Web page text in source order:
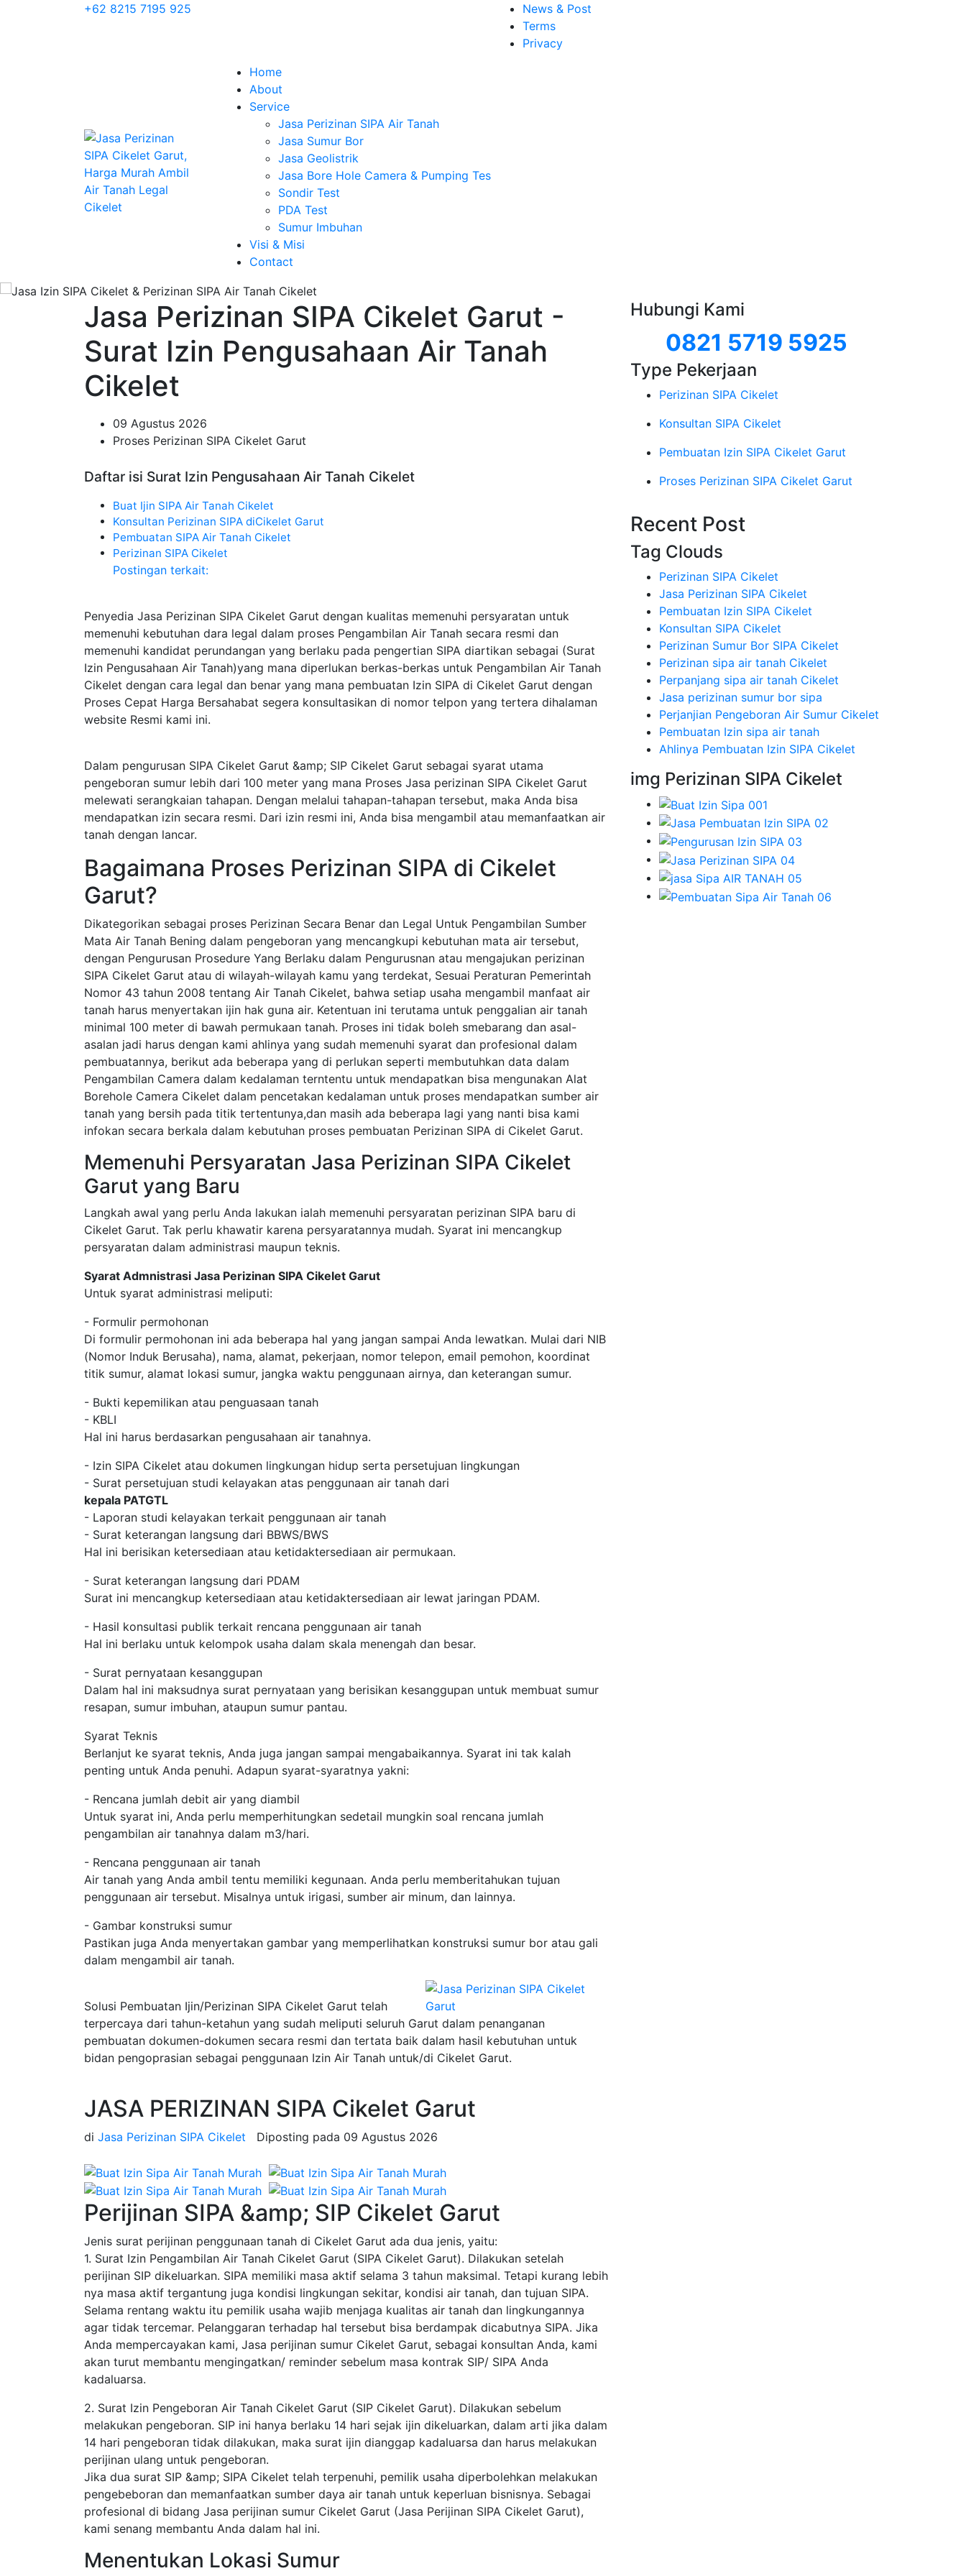
+62 8215 7195 925
News & Post
Terms
Privacy
Home
About
Service
Jasa Perizinan SIPA Air Tanah
Jasa Sumur Bor
Jasa Geolistrik
Jasa Bore Hole Camera & Pumping Tes
Sondir Test
PDA Test
Sumur Imbuhan
Visi & Misi
Contact
Jasa Perizinan SIPA Cikelet Garut -
Surat Izin Pengusahaan Air Tanah
Cikelet
09 Agustus 2026
Proses Perizinan SIPA Cikelet Garut
Daftar isi Surat Izin Pengusahaan Air Tanah Cikelet
Buat Ijin SIPA Air Tanah Cikelet
Konsultan Perizinan SIPA diCikelet Garut
Pembuatan SIPA Air Tanah Cikelet
Perizinan SIPA Cikelet
Postingan terkait:
Penyedia Jasa Perizinan SIPA Cikelet Garut dengan kualitas memenuhi persyaratan untuk
memenuhi kebutuhan dara legal dalam proses Pengambilan Air Tanah secara resmi dan
memenuhi kandidat perundangan yang berlaku pada pengertian SIPA diartikan sebagai (Surat
Izin Pengusahaan Air Tanah)yang mana diperlukan berkas-berkas untuk Pengambilan Air Tanah
Cikelet dengan cara legal dan benar yang mana pembuatan Izin SIPA di Cikelet Garut dengan
Proses Cepat Harga Bersahabat segera konsultasikan di nomor telpon yang tertera dihalaman
website Resmi kami ini.
Dalam pengurusan SIPA Cikelet Garut &amp; SIP Cikelet Garut sebagai syarat utama
pengeboran sumur lebih dari 100 meter yang mana Proses Jasa perizinan SIPA Cikelet Garut
melewati serangkaian tahapan. Dengan melalui tahapan-tahapan tersebut, maka Anda bisa
mendapatkan izin secara resmi. Dari izin resmi ini, Anda bisa mengambil atau memanfaatkan air
tanah dengan lancar.
Bagaimana Proses Perizinan SIPA di Cikelet
Garut?
Dikategorikan sebagai proses Perizinan Secara Benar dan Legal Untuk Pengambilan Sumber
Mata Air Tanah Bening dalam pengeboran yang mencangkupi kebutuhan mata air tersebut,
dengan Pengurusan Prosedure Yang Berlaku dalam Pengurusnan atau mengajukan perizinan
SIPA Cikelet Garut atau di wilayah-wilayah kamu yang terdekat, Sesuai Peraturan Pemerintah
Nomor 43 tahun 2008 tentang Air Tanah Cikelet, bahwa setiap usaha mengambil manfaat air
tanah harus menyertakan ijin hak guna air. Ketentuan ini terutama untuk penggalian air tanah
minimal 100 meter di bawah permukaan tanah. Proses ini tidak boleh smebarang dan asal-
asalan jadi harus dengan kami ahlinya yang sudah memenuhi syarat dan profesional dalam
pembuatannya, berikut ada beberapa yang di perlukan seperti membutuhkan data dalam
Pengambilan Camera dalam kedalaman terntentu untuk mendapatkan bisa mengunakan Alat
Borehole Camera Cikelet dalam pencetakan kedalaman untuk proses mendapatkan sumber air
tanah yang bersih pada titik tertentunya,dan masih ada beberapa lagi yang nanti bisa kami
infokan secara berkala dalam kebutuhan proses pembuatan Perizinan SIPA di Cikelet Garut.
Memenuhi Persyaratan Jasa Perizinan SIPA Cikelet
Garut yang Baru
Langkah awal yang perlu Anda lakukan ialah memenuhi persyaratan perizinan SIPA baru di
Cikelet Garut. Tak perlu khawatir karena persyaratannya mudah. Syarat ini mencangkup
persyaratan dalam administrasi maupun teknis.
Syarat Admnistrasi Jasa Perizinan SIPA Cikelet Garut
Untuk syarat administrasi meliputi:
- Formulir permohonan
Di formulir permohonan ini ada beberapa hal yang jangan sampai Anda lewatkan. Mulai dari NIB
(Nomor Induk Berusaha), nama, alamat, pekerjaan, nomor telepon, email pemohon, koordinat
titik sumur, alamat lokasi sumur, jangka waktu penggunaan airnya, dan keterangan sumur.
- Bukti kepemilikan atau penguasaan tanah
- KBLI
Hal ini harus berdasarkan pengusahaan air tanahnya.
- Izin SIPA Cikelet atau dokumen lingkungan hidup serta persetujuan lingkungan
- Surat persetujuan studi kelayakan atas penggunaan air tanah dari
kepala PATGTL
- Laporan studi kelayakan terkait penggunaan air tanah
- Surat keterangan langsung dari BBWS/BWS
Hal ini berisikan ketersediaan atau ketidaktersediaan air permukaan.
- Surat keterangan langsung dari PDAM
Surat ini mencangkup ketersediaan atau ketidaktersediaan air lewat jaringan PDAM.
- Hasil konsultasi publik terkait rencana penggunaan air tanah
Hal ini berlaku untuk kelompok usaha dalam skala menengah dan besar.
- Surat pernyataan kesanggupan
Dalam hal ini maksudnya surat pernyataan yang berisikan kesanggupan untuk membuat sumur
resapan, sumur imbuhan, ataupun sumur pantau.
Syarat Teknis
Berlanjut ke syarat teknis, Anda juga jangan sampai mengabaikannya. Syarat ini tak kalah
penting untuk Anda penuhi. Adapun syarat-syaratnya yakni:
- Rencana jumlah debit air yang diambil
Untuk syarat ini, Anda perlu memperhitungkan sedetail mungkin soal rencana jumlah
pengambilan air tanahnya dalam m3/hari.
- Rencana penggunaan air tanah
Air tanah yang Anda ambil tentu memiliki kegunaan. Anda perlu memberitahukan tujuan
penggunaan air tersebut. Misalnya untuk irigasi, sumber air minum, dan lainnya.
- Gambar konstruksi sumur
Pastikan juga Anda menyertakan gambar yang memperlihatkan konstruksi sumur bor atau gali
dalam mengambil air tanah.
Solusi Pembuatan Ijin/Perizinan SIPA Cikelet Garut telah
terpercaya dari tahun-ketahun yang sudah meliputi seluruh Garut dalam penanganan
pembuatan dokumen-dokumen secara resmi dan tertata baik dalam hasil kebutuhan untuk
bidan pengoprasian sebagai penggunaan Izin Air Tanah untuk/di Cikelet Garut.
JASA PERIZINAN SIPA Cikelet Garut
di Jasa Perizinan SIPA Cikelet Diposting pada 09 Agustus 2026
Perijinan SIPA &amp; SIP Cikelet Garut
Jenis surat perijinan penggunaan tanah di Cikelet Garut ada dua jenis, yaitu:
1. Surat Izin Pengambilan Air Tanah Cikelet Garut (SIPA Cikelet Garut). Dilakukan setelah
perijinan SIP dikeluarkan. SIPA memiliki masa aktif selama 3 tahun maksimal. Tetapi kurang lebih
nya masa aktif tergantung juga kondisi lingkungan sekitar, kondisi air tanah, dan tujuan SIPA.
Selama rentang waktu itu pemilik usaha wajib menjaga kualitas air tanah dan lingkungannya
agar tidak tercemar. Pelanggaran terhadap hal tersebut bisa berdampak dicabutnya SIPA. Jika
Anda mempercayakan kami, Jasa perijinan sumur Cikelet Garut, sebagai konsultan Anda, kami
akan turut membantu mengingatkan/ reminder sebelum masa kontrak SIP/ SIPA Anda
kadaluarsa.
2. Surat Izin Pengeboran Air Tanah Cikelet Garut (SIP Cikelet Garut). Dilakukan sebelum
melakukan pengeboran. SIP ini hanya berlaku 14 hari sejak ijin dikeluarkan, dalam arti jika dalam
14 hari pengeboran tidak dilakukan, maka surat ijin dianggap kadaluarsa dan harus melakukan
perijinan ulang untuk pengeboran.
Jika dua surat SIP &amp; SIPA Cikelet telah terpenuhi, pemilik usaha diperbolehkan melakukan
pengebeboran dan memanfaatkan sumber daya air tanah untuk keperluan bisnisnya. Sebagai
profesional di bidang Jasa perijinan sumur Cikelet Garut (Jasa Perijinan SIPA Cikelet Garut),
kami senang membantu Anda dalam hal ini.
Menentukan Lokasi Sumur
Hubungi Kami
0821 5719 5925
Type Pekerjaan
Perizinan SIPA Cikelet
Konsultan SIPA Cikelet
Pembuatan Izin SIPA Cikelet Garut
Proses Perizinan SIPA Cikelet Garut
Recent Post
Tag Clouds
Perizinan SIPA Cikelet
Jasa Perizinan SIPA Cikelet
Pembuatan Izin SIPA Cikelet
Konsultan SIPA Cikelet
Perizinan Sumur Bor SIPA Cikelet
Perizinan sipa air tanah Cikelet
Perpanjang sipa air tanah Cikelet
Jasa perizinan sumur bor sipa
Perjanjian Pengeboran Air Sumur Cikelet
Pembuatan Izin sipa air tanah
Ahlinya Pembuatan Izin SIPA Cikelet
img Perizinan SIPA Cikelet